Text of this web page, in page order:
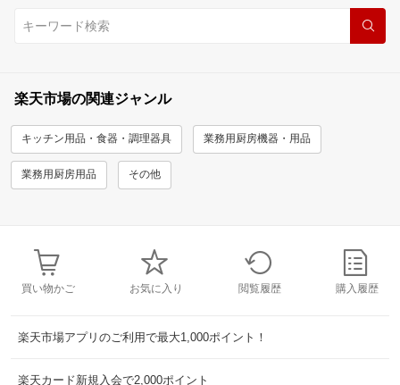
楽天市場の関連ジャンル
キッチン用品・食器・調理器具 業務用厨房機器・用品
業務用厨房用品 その他
買い物かご お気に入り 閲覧履歴 購入履歴
楽天市場アプリのご利用で最大1,000ポイント！
楽天カード新規入会で2,000ポイント